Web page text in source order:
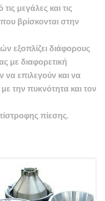
μεγάλες και τις
βρίσκονται στην
εξοπλίζει διάφορους
με διαφορετική
να επιλεγούν και να
την πυκνότητα και τον
πίεσης.